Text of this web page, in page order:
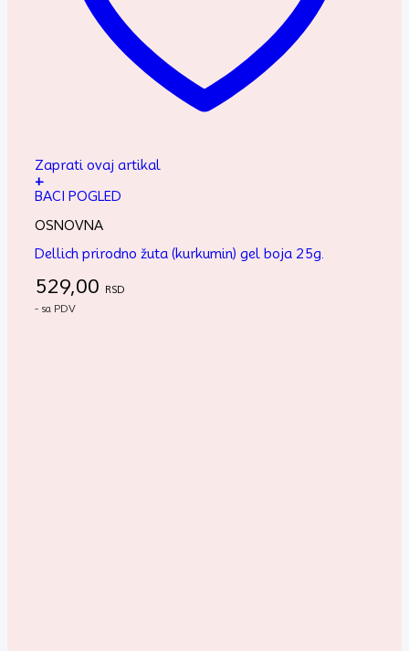
Zaprati ovaj artikal
+
BACI POGLED
OSNOVNA
Dellich prirodno žuta (kurkumin) gel boja 25g.
529,00 RSD
- sa PDV